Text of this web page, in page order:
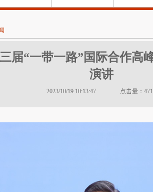
届“一带一路”国际合作高
演讲
2023/10/19 10:13:47 点击量：